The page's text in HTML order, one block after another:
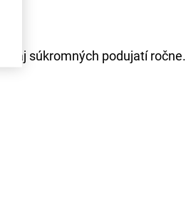
aj súkromných podujatí ročne.